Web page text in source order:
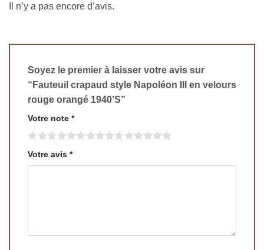
Il n’y a pas encore d’avis.
Soyez le premier à laisser votre avis sur
“Fauteuil crapaud style Napoléon III en velours
rouge orangé 1940’S”
Votre note *
Votre avis *